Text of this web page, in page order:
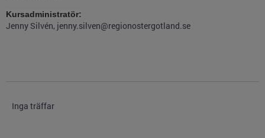
Kursadministratör:
Jenny Silvén, jenny.silven@regionostergotland.se
Inga träffar